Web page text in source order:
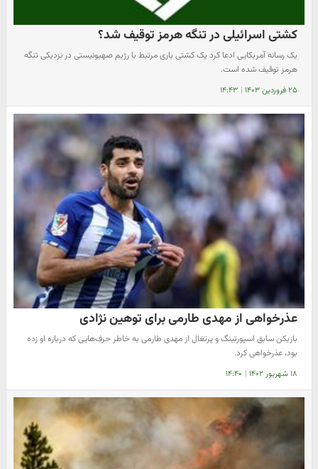
کشتی اسرائیلی در تنگه هرمز توقیف شد؟
یک رسانه آمریکایی ادعا کرد یک کشتی باری مرتبط با رژیم صهیونیستی در نزدیکی تنگه
هرمز توقیف شده است.
۲۵ فروردین ۱۴۰۳ | ۱۴:۴۳
عذرخواهی از مهدی طارمی برای توهین نژادی
بازیکن سابق اسپورتینگ و پرتغال از مهدی طارمی به خاطر حرف‌هایی که درباره او زده
بود، عذرخواهی کرد.
۱۸ شهریور ۱۴۰۲ | ۱۴:۴۰